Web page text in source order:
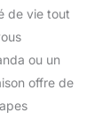
de vie tout
ou un
offre de